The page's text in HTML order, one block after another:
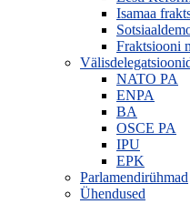
Isamaa
Fraktsiooni
NATO PA
ENPA
BA
OSCE PA
IPU
EPK
Parlamendirühmad
Ühendused